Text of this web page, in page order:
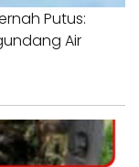
Putus:
Air